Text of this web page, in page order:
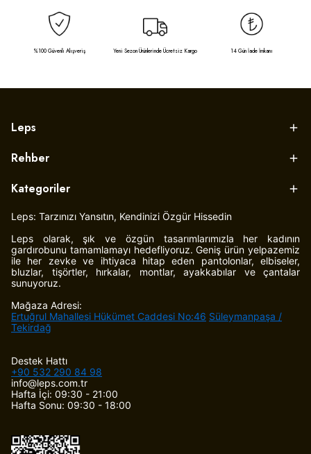
%100 Güvenli Alışveriş Yeni Sezon Ürünlerinde Ücretsiz Kargo 14 Gün İade İmkanı
Leps
Rehber
Kategoriler
Leps: Tarzınızı Yansıtın, Kendinizi Özgür Hissedin
Leps olarak, şık ve özgün tasarımlarımızla her kadının
gardırobunu tamamlamayı hedefliyoruz. Geniş ürün yelpazemiz
ile her zevke ve ihtiyaca hitap eden pantolonlar, elbiseler,
bluzlar, tişörtler, hırkalar, montlar, ayakkabılar ve çantalar
sunuyoruz.
Mağaza Adresi:
Ertuğrul Mahallesi Hükümet Caddesi No:46 Süleymanpaşa /
Tekirdağ
Destek Hattı
+90 532 290 84 98
info@leps.com.tr
Hafta İçi: 09:30 - 21:00
Hafta Sonu: 09:30 - 18:00